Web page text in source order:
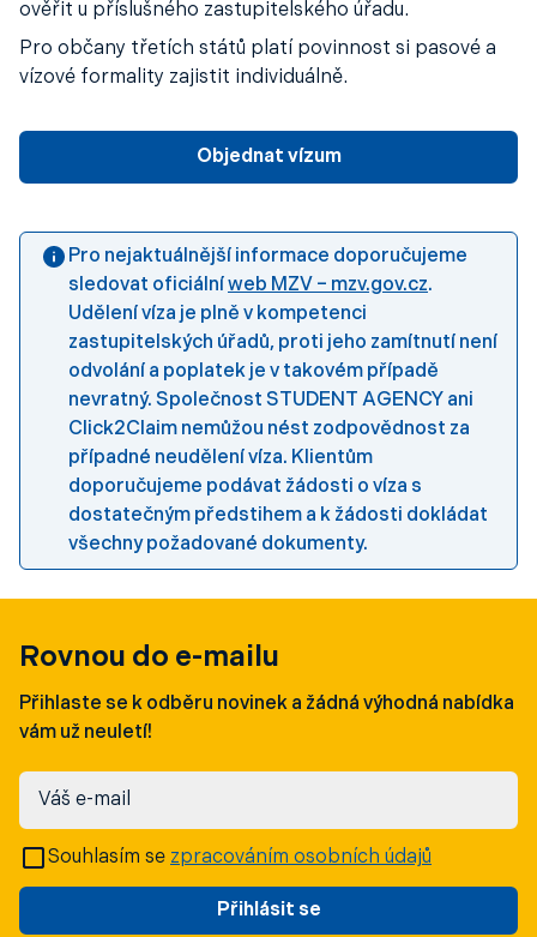
ověřit u příslušného zastupitelského úřadu.
Pro občany třetích států platí povinnost si pasové a
vízové formality zajistit individuálně.
Objednat vízum
Pro nejaktuálnější informace doporučujeme
sledovat oficiální web MZV – mzv.gov.cz.
Udělení víza je plně v kompetenci
zastupitelských úřadů, proti jeho zamítnutí není
odvolání a poplatek je v takovém případě
nevratný. Společnost STUDENT AGENCY ani
Click2Claim nemůžou nést zodpovědnost za
případné neudělení víza. Klientům
doporučujeme podávat žádosti o víza s
dostatečným předstihem a k žádosti dokládat
všechny požadované dokumenty.
Rovnou do e-mailu
Přihlaste se k odběru novinek a žádná výhodná nabídka
vám už neuletí!
Váš e-mail
Přihlásit se
Souhlasím se zpracováním osobních údajů